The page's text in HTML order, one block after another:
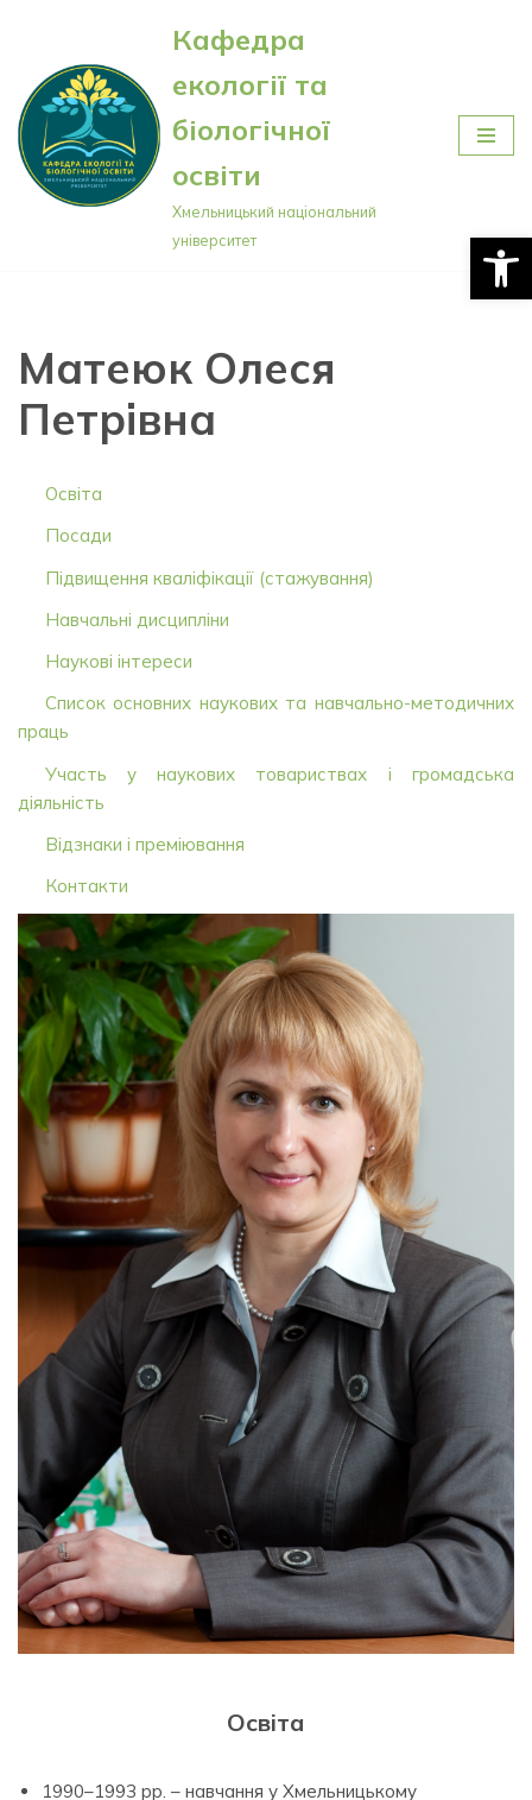
Перейти
до
вмісту
Кафедра
екології та
біологічної
освіти
Хмельницький національний
університет
Матеюк Олеся
Петрівна
Освіта
Посади
Підвищення кваліфікації (стажування)
Навчальні дисципліни
Наукові інтереси
Список основних наукових та навчально-методичних
праць
Участь у наукових товариствах і громадська
діяльність
Відзнаки і преміювання
Контакти
Освіта
1990–1993 рр. – навчання у Хмельницькому